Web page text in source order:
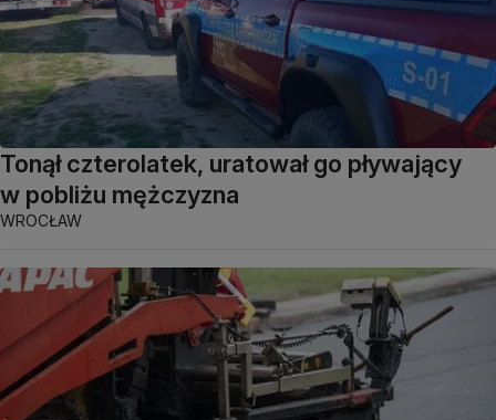
Tonął czterolatek, uratował go pływający
w pobliżu mężczyzna
WROCŁAW